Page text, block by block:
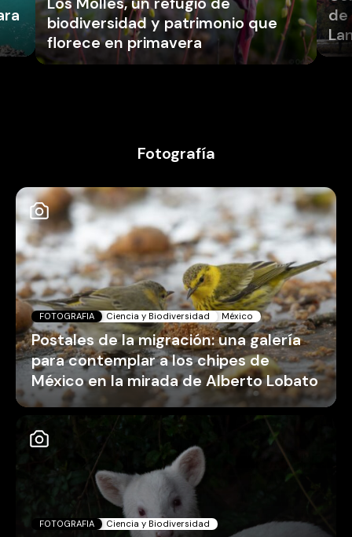
biodiversidad y patrimonio que
florece en primavera
de
Fotografía
FOTOGRAFIA Ciencia y Biodiversidad México
Postales de la migración: una galería
para contemplar a los chipes de
México en la mirada de Alberto Lobato
FOTOGRAFIA Ciencia y Biodiversidad